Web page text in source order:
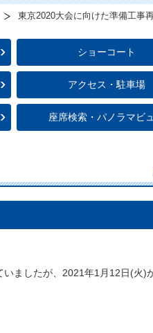
東京2020大会に向けた準備工事
ショーコート
アクセス・駐車場
座席検索・パノラマビ
ましたが、2021年1月12日(火)